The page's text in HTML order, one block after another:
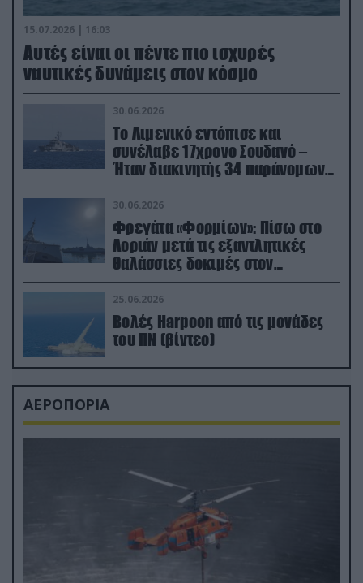
15.07.2026 | 16:03
Aυτές είναι οι πέντε πιο ισχυρές
ναυτικές δυνάμεις στον κόσμο
30.06.2026
Το Λιμενικό εντόπισε και
συνέλαβε 17χρονο Σουδανό –
Ήταν διακινητής 34 παράνομων
μεταναστών
30.06.2026
Φρεγάτα «Φορμίων»: Πίσω στο
Λοριάν μετά τις εξαντλητικές
θαλάσσιες δοκιμές στον
απαιτητικό Βισκαϊκό
25.06.2026
Βολές Harpoon από τις μονάδες
του ΠΝ (βίντεο)
ΑΕΡΟΠΟΡΙΑ